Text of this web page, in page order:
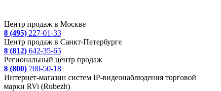
Центр продаж в Москве
8 (495) 227-01-33
Центр продаж в Санкт-Петербурге
8 (812) 642-35-65
Региональный центр продаж
8 (800) 700-50-18
Интернет-магазин систем IP-видеонаблюдения торговой
марки RVi (Rubezh)